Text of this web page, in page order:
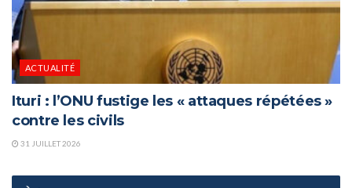
ACTUALITÉ
Ituri : l’ONU fustige les « attaques répétées »
contre les civils
31 JUILLET 2026